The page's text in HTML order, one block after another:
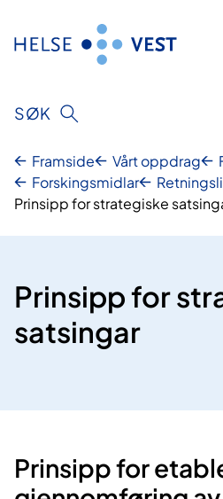
innhald
SØK
Framside Vårt oppdrag
Forskingsmidlar
Prinsipp for strategiske
Prinsipp for
satsingar
​Prinsipp for